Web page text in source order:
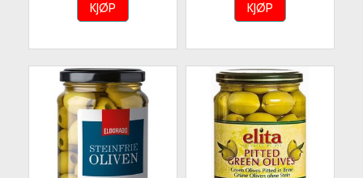
KJØP KJØP